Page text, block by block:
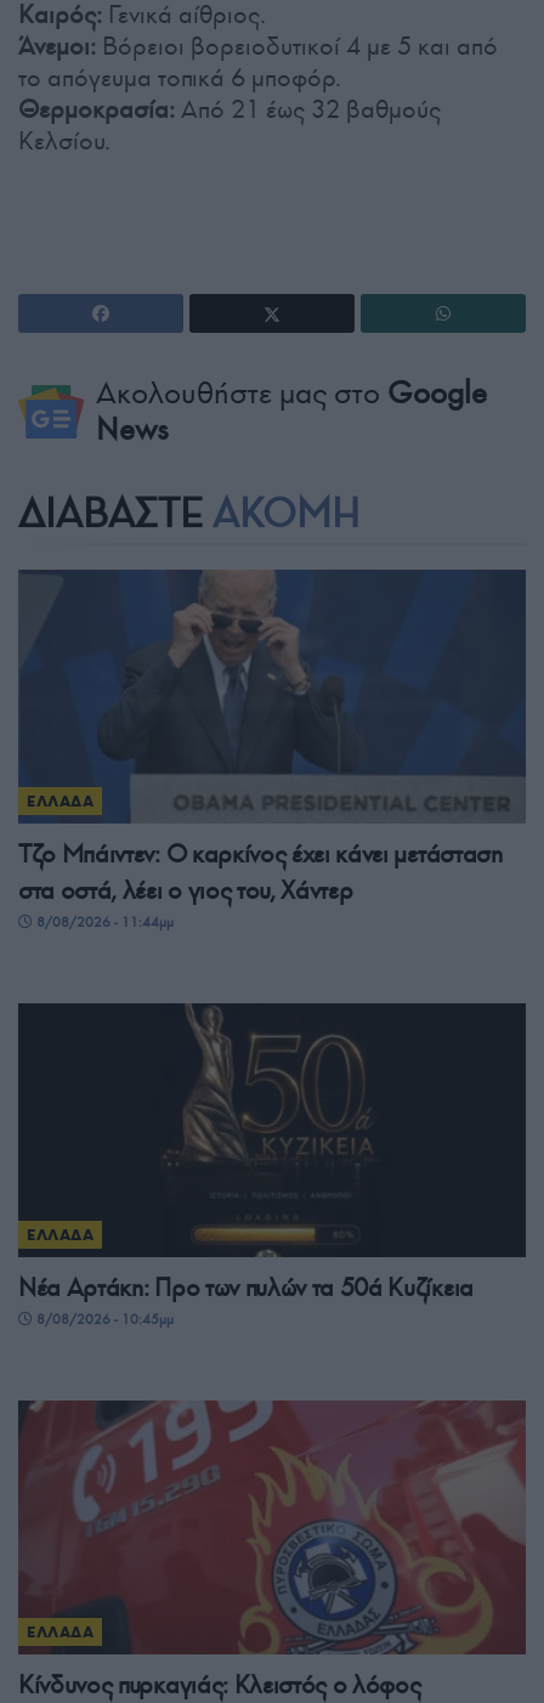
Καιρός: Γενικά αίθριος.
Άνεμοι: Βόρειοι βορειοδυτικοί 4 με 5 και από
το απόγευμα τοπικά 6 μποφόρ.
Θερμοκρασία: Από 21 έως 32 βαθμούς
Κελσίου.
Ακολουθήστε μας στο Google
News
ΔΙΑΒΑΣΤΕ ΑΚΟΜΗ
ΕΛΛΑΔΑ
Τζο Μπάιντεν: Ο καρκίνος έχει κάνει μετάσταση
στα οστά, λέει ο γιος του, Χάντερ
8/08/2026 - 11:44μμ
ΕΛΛΑΔΑ
Νέα Αρτάκη: Προ των πυλών τα 50ά Κυζίκεια
8/08/2026 - 10:45μμ
ΕΛΛΑΔΑ
Κίνδυνος πυρκαγιάς: Κλειστός ο λόφος